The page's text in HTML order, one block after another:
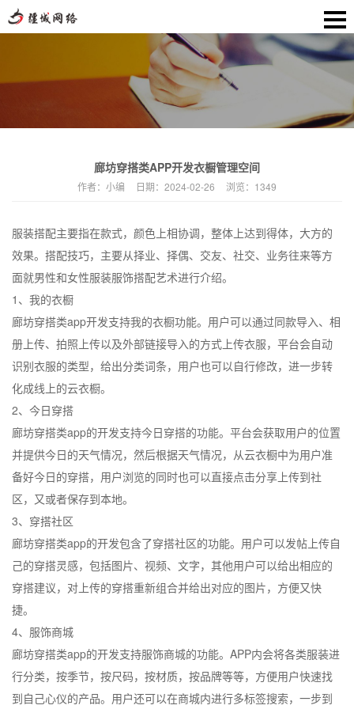
廊坊穿搭类APP开发衣橱管理空间
作者： 小编 日期： 2024-02-26 浏览： 1349
服装搭配主要指在款式，颜色上相协调，整体上达到得体，大方的
效果。搭配技巧，主要从择业、择偶、交友、社交、业务往来等方
面就男性和女性服装服饰搭配艺术进行介绍。
1、我的衣橱
廊坊穿搭类app开发支持我的衣橱功能。用户可以通过同款导入、相
册上传、拍照上传以及外部链接导入的方式上传衣服，平台会自动
识别衣服的类型，给出分类词条，用户也可以自行修改，进一步转
化成线上的云衣橱。
2、今日穿搭
廊坊穿搭类app的开发支持今日穿搭的功能。平台会获取用户的位置
并提供今日的天气情况，然后根据天气情况，从云衣橱中为用户准
备好今日的穿搭，用户浏览的同时也可以直接点击分享上传到社
区，又或者保存到本地。
3、穿搭社区
廊坊穿搭类app的开发包含了穿搭社区的功能。用户可以发帖上传自
己的穿搭灵感，包括图片、视频、文字，其他用户可以给出相应的
穿搭建议，对上传的穿搭重新组合并给出对应的图片，方便又快
捷。
4、服饰商城
廊坊穿搭类app的开发支持服饰商城的功能。APP内会将各类服装进
行分类，按季节，按尺码，按材质，按品牌等等，方便用户快速找
到自己心仪的产品。用户还可以在商城内进行多标签搜索，一步到